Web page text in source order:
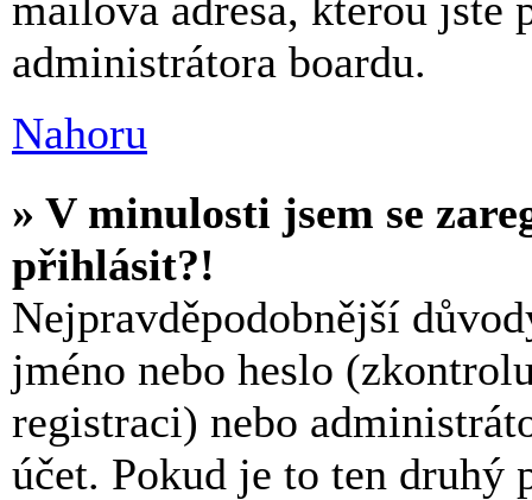
administrátora boardu.
Nahoru
» V minulosti jsem se
přihlásit?!
Nejpravděpodobnější
jméno nebo heslo
registraci) nebo
účet. Pokud je to ten druhý